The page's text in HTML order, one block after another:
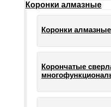
Коронки алмазные
Коронки
Корончатые